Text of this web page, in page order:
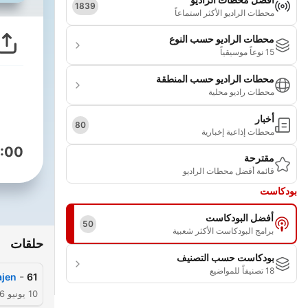
محطات الراديو الأكثر استماعاً
1839
محطات الراديو حسب النوع
15 نوعاً موسيقياً
محطات الراديو حسب المنطقة
محطات راديو محلية
أخبار
محطات إذاعية إخبارية
80
مقترحة
قائمة أفضل محطات الراديو
بودكاست
أفضل البودكاست
برامج البودكاست الأكثر شعبية
50
بودكاست حسب التصنيف
18 تصنيفاً للمواضيع
حلقات
61
-
10 يونيو 2026